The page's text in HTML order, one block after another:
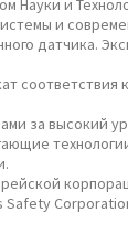
Науки и
и
датчика.
соответствия
за высокий
Safety